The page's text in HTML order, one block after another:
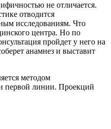
не отличается.
отводится
исследованиям. Что
центра. Но по
пройдет у него на
анамнез и выставит
методом
первой линии. Проекций